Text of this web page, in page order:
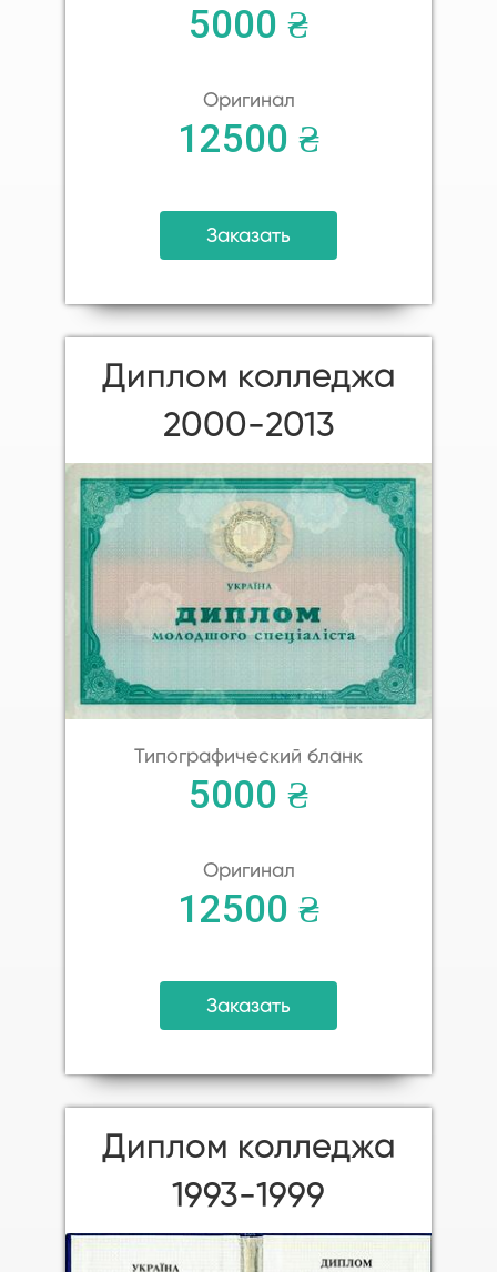
5000 ₴
Оригинал
12500 ₴
Заказать
Диплом колледжа
2000-2013
Типографический бланк
5000 ₴
Оригинал
12500 ₴
Заказать
Диплом колледжа
1993-1999